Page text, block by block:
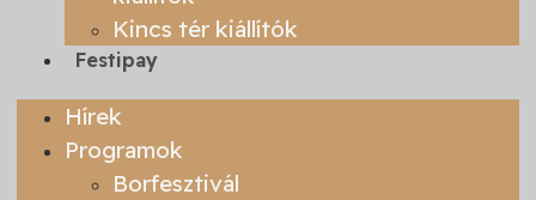
Kincs tér kiállítók
Festipay
Hírek
Programok
Borfesztivál